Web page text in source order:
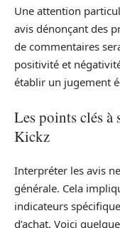
Une attention
avis dénonçant des
de commentaires
positivité et
établir un jugement
Les points clés à
Kickz
Interpréter les avis
générale. Cela
indicateurs
d’achat. Voici